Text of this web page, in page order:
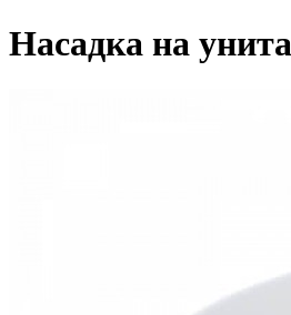
Насадка на